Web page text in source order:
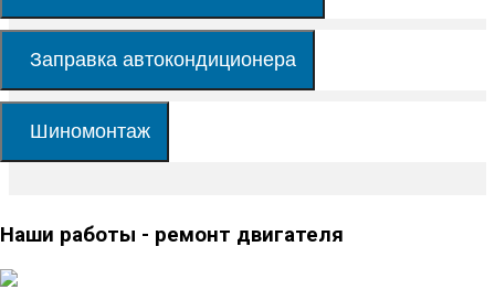
Заправка автокондиционера
Шиномонтаж
Наши работы - ремонт двигателя